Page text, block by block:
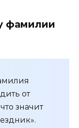
фамилии
от
значит